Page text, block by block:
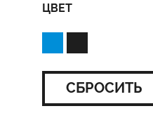
ЦВЕТ
СБРОСИТЬ